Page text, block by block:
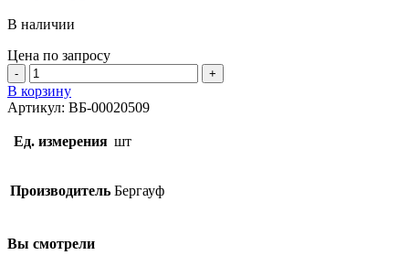
В наличии
Цена по запросу
Количество
товара
Штукатурно-
клеевой
Летний
В корзину
Артикул: ВБ-00020509
Ед. измерения шт
Производитель Бергауф
Вы смотрели